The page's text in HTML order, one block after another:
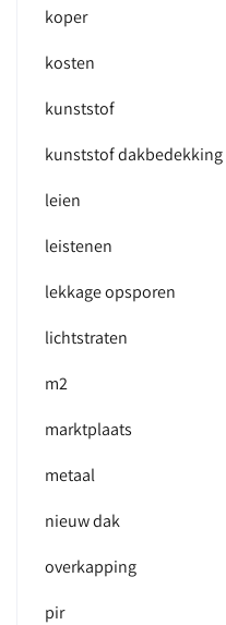
koper
kosten
kunststof
kunststof dakbedekking
leien
leistenen
lekkage opsporen
lichtstraten
m2
marktplaats
metaal
nieuw dak
overkapping
pir